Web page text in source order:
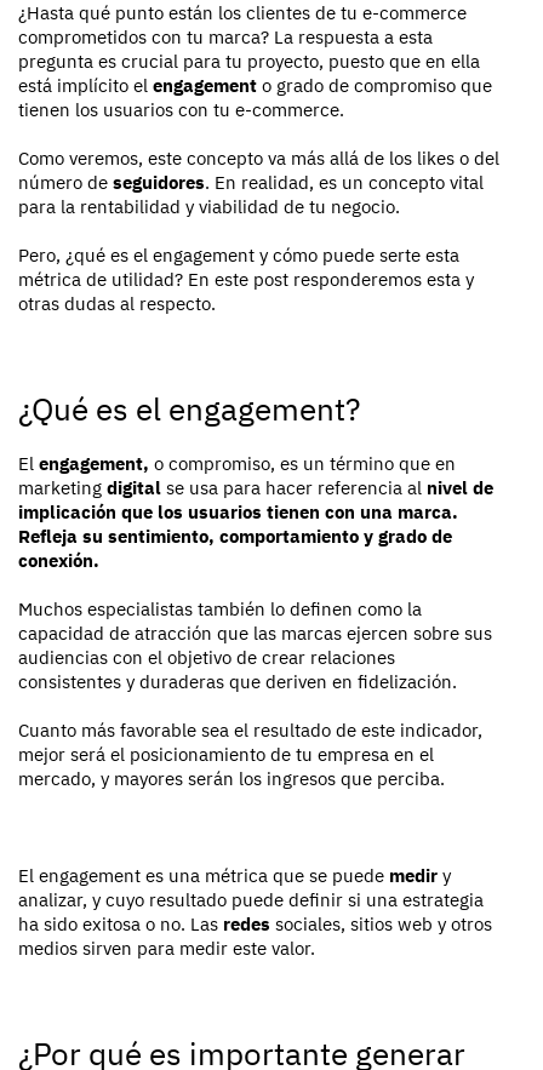
¿Hasta qué punto están los clientes de tu e-commerce
comprometidos con tu marca? La respuesta a esta
pregunta es crucial para tu proyecto, puesto que en ella
está implícito el engagement o grado de compromiso que
tienen los usuarios con tu e-commerce.
Como veremos, este concepto va más allá de los likes o del
número de seguidores. En realidad, es un concepto vital
para la rentabilidad y viabilidad de tu negocio.
Pero, ¿qué es el engagement y cómo puede serte esta
métrica de utilidad? En este post responderemos esta y
otras dudas al respecto.
¿Qué es el engagement?
El engagement, o compromiso, es un término que en
marketing digital se usa para hacer referencia al nivel de
implicación que los usuarios tienen con una marca.
Refleja su sentimiento, comportamiento y grado de
conexión.
Muchos especialistas también lo definen como la
capacidad de atracción que las marcas ejercen sobre sus
audiencias con el objetivo de crear relaciones
consistentes y duraderas que deriven en fidelización.
Cuanto más favorable sea el resultado de este indicador,
mejor será el posicionamiento de tu empresa en el
mercado, y mayores serán los ingresos que perciba.
El engagement es una métrica que se puede medir y
analizar, y cuyo resultado puede definir si una estrategia
ha sido exitosa o no. Las redes sociales, sitios web y otros
medios sirven para medir este valor.
¿Por qué es importante generar